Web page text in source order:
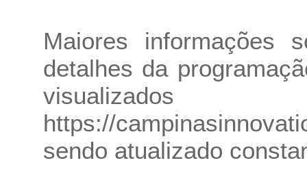
Maiores informações
detalhes da
https://
sendo atualizado